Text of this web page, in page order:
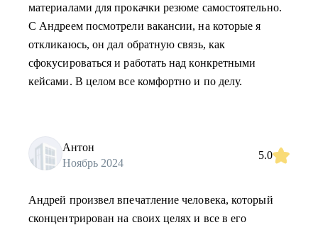
материалами для прокачки резюме самостоятельно.
С Андреем посмотрели вакансии, на которые я
откликаюсь, он дал обратную связь, как
сфокусироваться и работать над конкретными
кейсами. В целом все комфортно и по делу.
Антон
Ноябрь 2024
5.0
Андрей произвел впечатление человека, который
сконцентрирован на своих целях и все в его